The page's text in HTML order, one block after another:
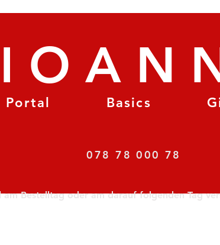
Portal Basics
078 78
Bestelltag oder am darauf folgenden Tag